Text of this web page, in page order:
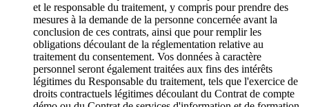
et le responsable du traitement, y compris pour prendre des
mesures à la demande de la personne concernée avant la
conclusion de ces contrats, ainsi que pour remplir les
obligations découlant de la réglementation relative au
traitement du consentement. Vos données à caractère
personnel seront également traitées aux fins des intérêts
légitimes du Responsable du traitement, tels que l'exercice de
droits contractuels légitimes découlant du Contrat de compte